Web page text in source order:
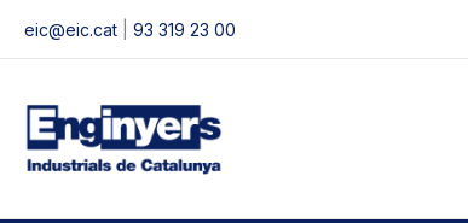
eic@eic.cat 93 319 23 00